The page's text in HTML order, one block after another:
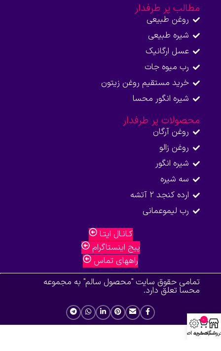
مطالب پر طرفدار
روغن طبیعی
شیره طبیعی
عسل ارگانیک
رب میوه جات
خرید مستقیم روغن زیتون
شیره انگور محسا
محصولات پر طرفدار
روغن آرگان
روغن زالو
شیره انگور
سه شیره
ارده کنجد 2 آتشه
رب لیموعمانی
کـانـال ایتـا
پیج اینستاگرام
راههای تماس
تمامی حقوق سایت "محصول سالم" به مجموعه
محسا تعلق دارد.
0
سبد خرید
صفحه اصلی